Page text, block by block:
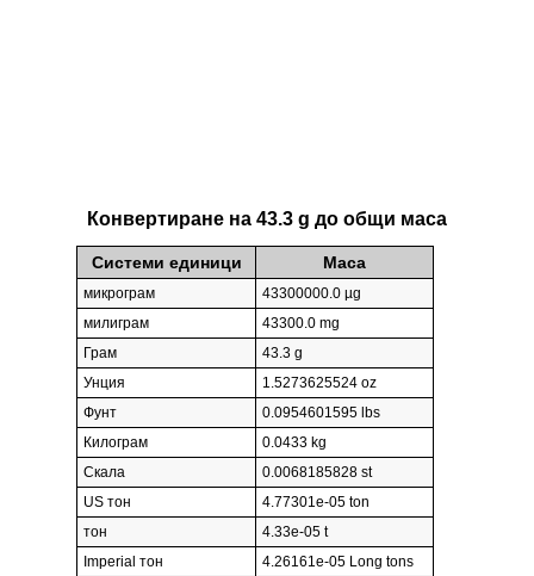
Конвертиране на 43.3 g до общи маса
Системи единици Маса
микрограм
43300000.0 µg
милиграм
43300.0 mg
Грам
43.3 g
Унция
1.5273625524 oz
Фунт
0.0954601595 lbs
Килограм
0.0433 kg
Скала
0.0068185828 st
US тон
4.77301e-05 ton
тон
4.33e-05 t
Imperial тон
4.26161e-05 Long tons